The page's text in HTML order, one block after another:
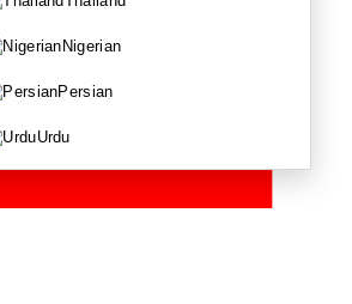
Nigerian
Persian
Urdu